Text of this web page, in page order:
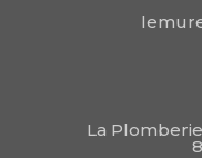
La